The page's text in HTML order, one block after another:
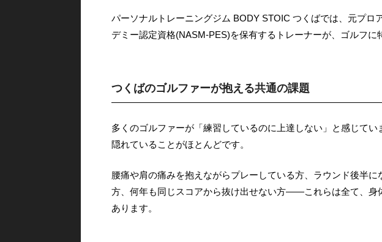
パーソナルトレーニングジム BODY STOIC つくばでは、元プロ
デミー認定資格(NASM-PES)を保有するトレーナーが、ゴルフに
つくばのゴルファーが抱える共通の課題
多くのゴルファーが「練習しているのに上達しない」と感じて
隠れていることがほとんどです。
腰痛や肩の痛みを抱えながらプレーしている方、ラウンド後半
方、何年も同じスコアから抜け出せない方――これらは全て、身
あります。